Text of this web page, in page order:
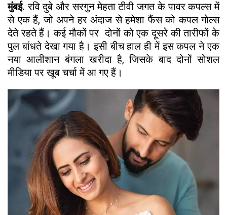
मुंबई.रवि दुबे और सरगुन मेहता टीवी जगत के पावर कपल्स में
से एक हैं, जो अपने हर अंदाज से हमेशा फैंस को कपल गोल्स
देते रहते हैं। कई मौकों पर दोनों को एक दूसरे की तारीफों के
पुल बांधते देखा गया है। इसी बीच हाल ही में इस कपल ने एक
नया आलीशान बंगला खरीदा है, जिसके बाद दोनों सोशल
मीडिया पर खूब चर्चा में आ गए हैं।